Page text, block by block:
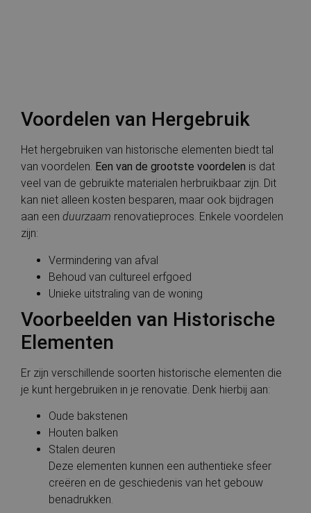
Voordelen van Hergebruik
Het hergebruiken van historische elementen biedt tal
van voordelen. Een van de grootste voordelen is dat
veel van de gebruikte materialen herbruikbaar zijn. Dit
kan niet alleen kosten besparen, maar ook bijdragen
aan een duurzaam renovatieproces. Enkele voordelen
zijn:
Vermindering van afval
Behoud van cultureel erfgoed
Unieke uitstraling van de woning
Voorbeelden van Historische
Elementen
Er zijn verschillende soorten historische elementen die
je kunt hergebruiken in je renovatie. Denk hierbij aan:
Oude bakstenen
Houten balken
Stalen deuren
Deze elementen kunnen een authentieke sfeer
creëren en de geschiedenis van het gebouw
benadrukken.